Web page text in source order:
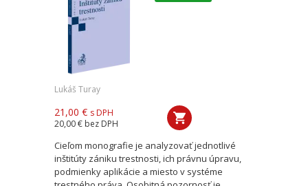
Lukáš Turay
21,00 € s DPH
20,00 € bez DPH
Cieľom monografie je analyzovať jednotlivé
inštitúty zániku trestnosti, ich právnu úpravu,
podmienky aplikácie a miesto v systéme